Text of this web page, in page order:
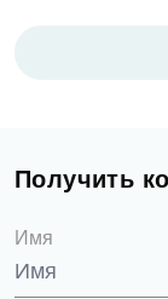
Получить
Имя